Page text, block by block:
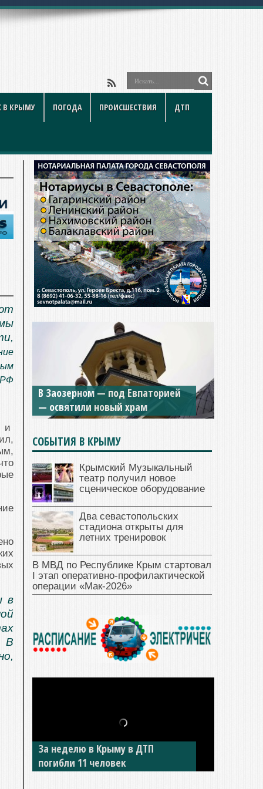
В КРЫМУ ПОГОДА ПРОИСШЕСТВИЯ ДТП
и
в
В
В Заозерном — под Евпаторией
— освятили новый храм
СОБЫТИЯ В КРЫМУ
Крымский Музыкальный
театр получил новое
сценическое оборудование
Два севастопольских
стадиона открыты для
летних тренировок
В МВД по Республике Крым стартовал
I этап оперативно‑профилактической
операции «Мак‑2026»
За неделю в Крыму в ДТП
погибли 11 человек